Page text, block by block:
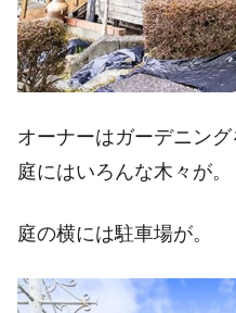
オーナーはガーデニング
庭にはいろんな木々が。
庭の横には駐車場が。